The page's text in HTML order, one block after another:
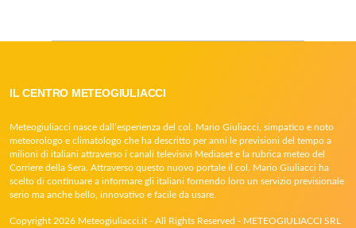
IL CENTRO METEOGIULIACCI
Meteogiuliacci nasce dall’esperienza del col. Mario Giuliacci, simpatico e noto
meteorologo e climatologo che ha descritto per anni le previsioni del tempo a
milioni di italiani attraverso i canali televisivi Mediaset e la rubrica meteo del
Corriere della Sera. Attraverso questo nuovo portale il col. Mario Giuliacci ha
scelto di continuare a informare gli italiani fornendo loro un servizio previsionale
serio ma anche bello, innovativo e facile da usare.
Copyright 2026 Meteogiuliacci.it - All Rights Reserved - METEOGIULIACCI SRL